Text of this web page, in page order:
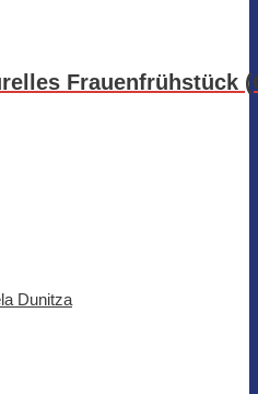
Frauenfrühstück
Dunitza